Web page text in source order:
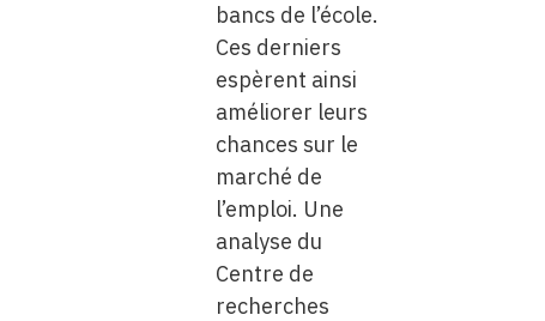
bancs de l’école.
Ces derniers
espèrent ainsi
améliorer leurs
chances sur le
marché de
l’emploi. Une
analyse du
Centre de
recherches